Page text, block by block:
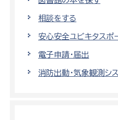
相談をする
安心安全ユビキタスポ
電子申請・届出
消防出動・気象観測シ